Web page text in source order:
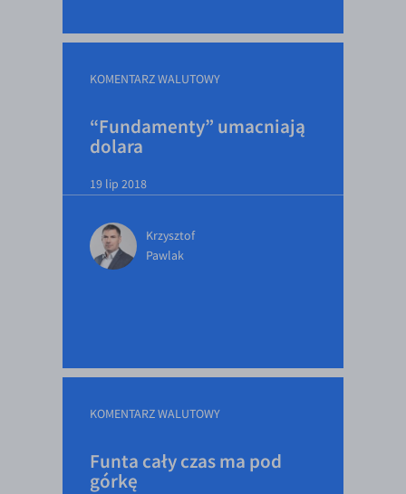
KOMENTARZ WALUTOWY
“Fundamenty” umacniają
dolara
19 lip 2018
Krzysztof
Pawlak
KOMENTARZ WALUTOWY
Funta cały czas ma pod
górkę